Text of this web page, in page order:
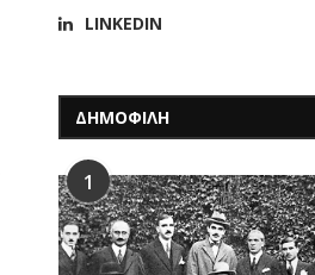
LINKEDIN
ΔΗΜΟΦΙΛΗ
1